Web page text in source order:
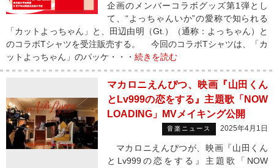
企画のメンバーコラボグッズ第1弾とし
て、“よっちゃんいか”の愛称で知られる
「カットよっちゃん」と、田辺由明（Gt.）（通称：よっちゃん）と
のコラボTシャツを受注販売する。 今回のコラボTシャツは、「カ
ットよっちゃん」のパッケ・・・ 続きを読む
マカロニえんぴつ、映画『山田くん
とLv999の恋をする』主題歌「NOW
LOADING」MVメイキング公開
音楽ニュース 2025年4月1日
マカロニえんぴつが、映画『山田くん
とLv999の恋をする』主題歌「NOW